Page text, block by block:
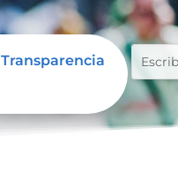
Transparencia